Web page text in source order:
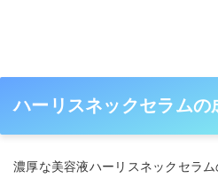
ハーリスネックセラムの
濃厚な美容液ハーリスネックセラ